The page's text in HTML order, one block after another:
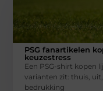
PSG fanartikelen
keuzestress
Een PSG-shirt kopen
varianten zit: thuis,
bedrukking